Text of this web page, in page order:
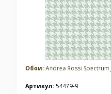
Обои: Andrea Rossi Spectrum
Артикул: 54479-9